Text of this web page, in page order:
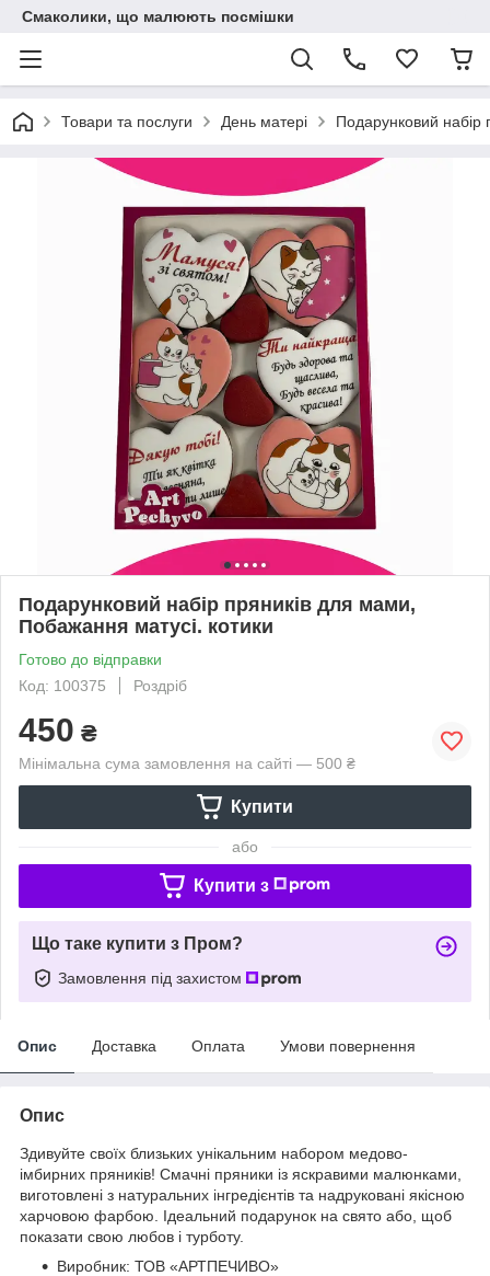
Смаколики, що малюють посмішки
Товари та послуги День матері Подарунковий набір
Подарунковий набір пряників для мами,
Побажання матусі. котики
Готово до відправки
Код: 100375
Роздріб
450 ₴
Мінімальна сума замовлення на сайті — 500 ₴
Купити
або
Купити з
Що таке купити з Пром?
Замовлення під захистом
Опис Доставка Оплата Умови повернення
Опис
Здивуйте своїх близьких унікальним набором медово-
імбирних пряників! Смачні пряники із яскравими малюнками,
виготовлені з натуральних інгредієнтів та надруковані якісною
харчовою фарбою. Ідеальний подарунок на свято або, щоб
показати свою любов і турботу.
Виробник: ТОВ «АРТПЕЧИВО»